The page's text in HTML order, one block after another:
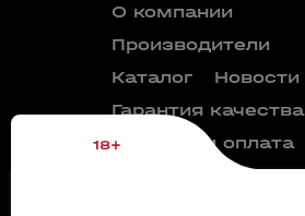
О компании
Производители
Каталог
Новости
Гарантия качества
Покупка и оплата
18+